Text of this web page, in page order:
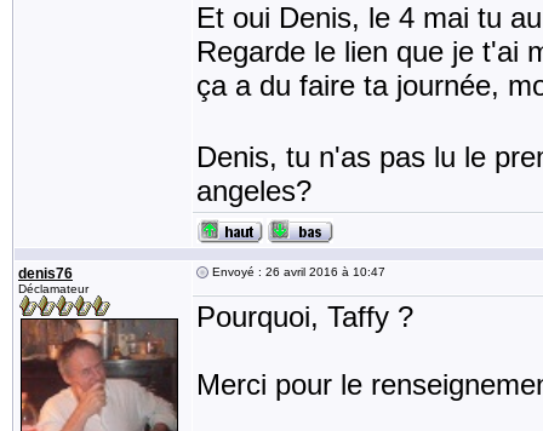
Et oui Denis, le 4 mai tu
Regarde le lien que je t'ai
ça a du faire ta journée,
Denis, tu n'as pas lu le
angeles?
denis76
Déclamateur
Envoyé : 26 avril 2016 à 10:47
Pourquoi, Taffy ?
Merci pour le